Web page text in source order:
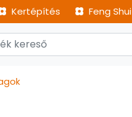
Kertépítés Feng Shui